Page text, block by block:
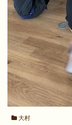
大村